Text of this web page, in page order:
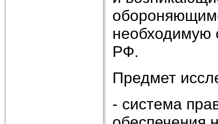
необходимую
РФ.
Предмет
- система